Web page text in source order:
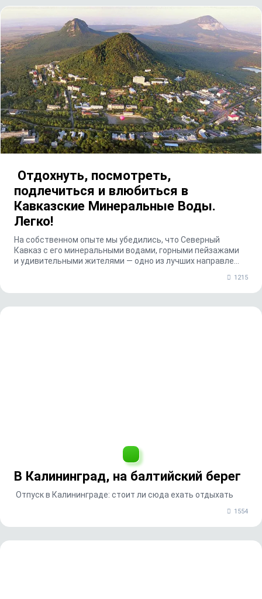
Отдохнуть, посмотреть,
подлечиться и влюбиться в
Кавказские Минеральные Воды.
Легко!
На собственном опыте мы убедились, что Северный
Кавказ с его минеральными водами, горными пейзажами
и удивительными жителями — одно из лучших направле...
1215
В Калининград, на балтийский берег
Отпуск в Калининграде: стоит ли сюда ехать отдыхать
1554